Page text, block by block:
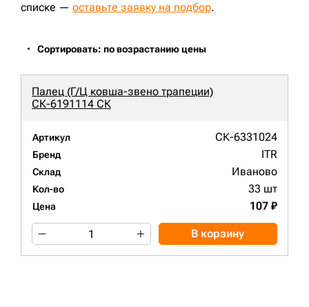
списке — оставьте заявку на подбор.
Сортировать: по возрастанию цены
Палец (Г/Ц ковша-звено трапеции)
СК-6191114 СК
Артикул СК-6331024
Бренд ITR
Склад Иваново
Кол-во 33 шт
Цена 107 ₽
В корзину